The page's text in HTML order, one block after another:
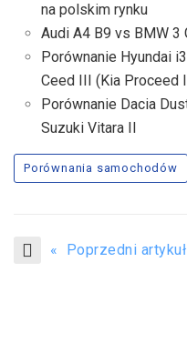
na polskim rynku
Audi A4 B9 vs BMW 3
Porównanie Hyundai
Ceed III (Kia Proceed
Porównanie Dacia
Suzuki Vitara II
Porównania samochodów
« Poprzedni artykuł